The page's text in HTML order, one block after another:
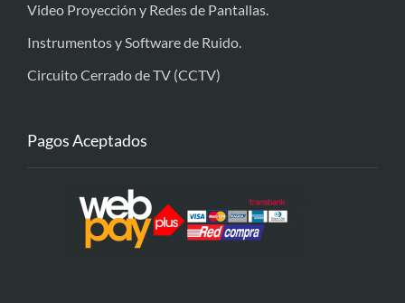
Video Proyección y Redes de Pantallas.
Instrumentos y Software de Ruido.
Circuito Cerrado de TV (CCTV)
Pagos Aceptados